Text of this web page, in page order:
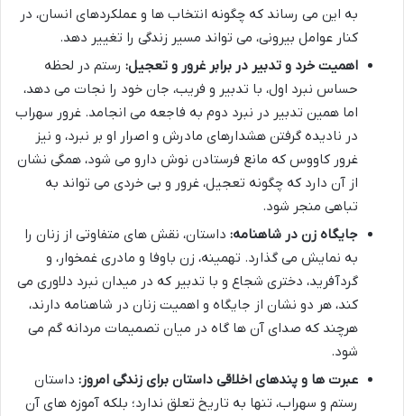
به این می رساند که چگونه انتخاب ها و عملکردهای انسان، در
کنار عوامل بیرونی، می تواند مسیر زندگی را تغییر دهد.
اهمیت خرد و تدبیر در برابر غرور و تعجیل: رستم در لحظه
حساس نبرد اول، با تدبیر و فریب، جان خود را نجات می دهد،
اما همین تدبیر در نبرد دوم به فاجعه می انجامد. غرور سهراب
در نادیده گرفتن هشدارهای مادرش و اصرار او بر نبرد، و نیز
غرور کاووس که مانع فرستادن نوش دارو می شود، همگی نشان
از آن دارد که چگونه تعجیل، غرور و بی خردی می تواند به
تباهی منجر شود.
جایگاه زن در شاهنامه: داستان، نقش های متفاوتی از زنان را
به نمایش می گذارد. تهمینه، زن باوفا و مادری غمخوار، و
گردآفرید، دختری شجاع و با تدبیر که در میدان نبرد دلاوری می
کند، هر دو نشان از جایگاه و اهمیت زنان در شاهنامه دارند،
هرچند که صدای آن ها گاه در میان تصمیمات مردانه گم می
شود.
عبرت ها و پندهای اخلاقی داستان برای زندگی امروز: داستان
رستم و سهراب، تنها به تاریخ تعلق ندارد؛ بلکه آموزه های آن